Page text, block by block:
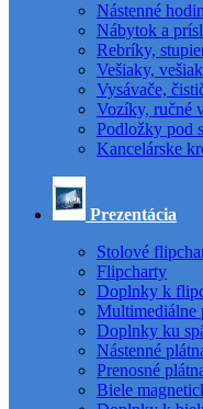
Nástenné
Nábytok a
Rebríky,
Vešiaky,
Vysávače,
Vozíky, ručné
Podložky pod
Kancelárske
Prezentácia
Stolové
Flipcharty
Doplnky k
Multimediálne
Doplnky ku
Nástenné
Prenosné
Biele